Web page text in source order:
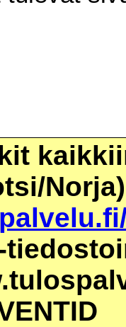
Norja)